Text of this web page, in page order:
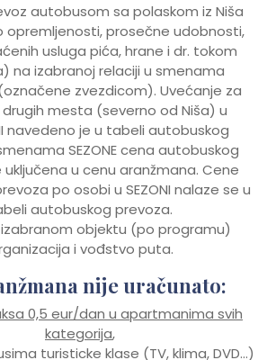
autobusom sa polaskom iz Niša
opremljenosti, prosečne udobnosti,
usluga pića, hrane i dr. tokom
na izabranoj relaciji u smenama
(označene zvezdicom). Uvećanje za
mesta (severno od Niša) u
navedeno je u tabeli autobuskog
SEZONE cena autobuskog
u cenu aranžmana. Cene
po osobi u SEZONI nalaze se u
autobuskog prevoza.
objektu (po programu)
i vođstvo puta.
nije uračunato:
0,5 eur/dan u apartmanima svih
kategorija,
turisticke klase (TV, klima, DVD…)